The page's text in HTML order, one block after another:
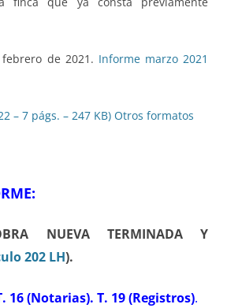
de 2021. Informe marzo 2021
– 7 págs. – 247 KB) Otros formatos
NUEVA TERMINADA Y
202 LH).
16 (Notarias). T. 19 (Registros).